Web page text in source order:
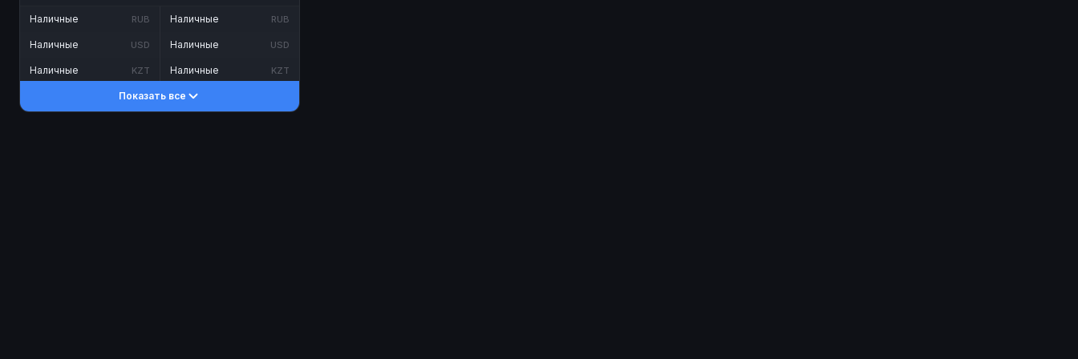
Наличные RUB
Наличные USD
Наличные KZT
Наличные RUB
Наличные USD
Наличные KZT
Показать все